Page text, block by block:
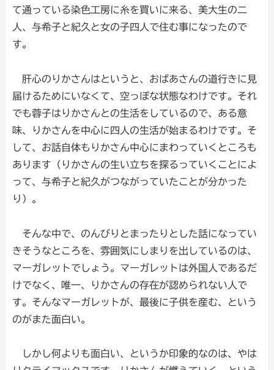
て通っている染色工房に糸を買いに来る、美大生の二
人、与希子と紀久と女の子四人で住む事になったので
す。
肝心のりかさんはというと、おばあさんの道行きに見
届けるためにいなくて、空っぽな状態なわけです。それ
でも蓉子はりかさんとの生活をしているので、ある意
味、りかさんを中心に四人の生活が始まるわけです。そ
して、お話自体もりかさん中心にまわっていくところも
あります（りかさんの生い立ちを探るっていくことによ
って、与希子と紀久がつながっていたことが分かった
り）。
そんな中で、のんびりとまったりとした話になってい
きそうなところを、雰囲気にしまりを出しているのは、
マーガレットでしょう。マーガレットは外国人であるだ
けでなく、唯一、りかさんの存在が認められない人で
す。そんなマーガレットが、最後に子供を産む、という
のがまた面白い。
しかし何よりも面白い、というか印象的なのは、やは